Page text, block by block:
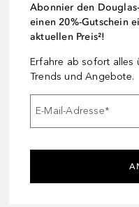
Abonnier den
einen 20%-Gutschein
aktuellen Preis²!
Erfahre ab sofort alles
Trends und Angebote.
E-Mail-Adresse*